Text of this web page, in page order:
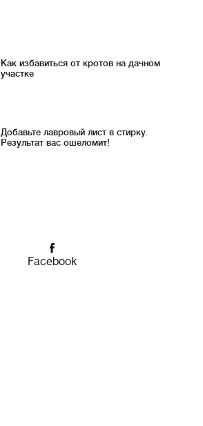
Как избавиться от кротов на дачном
участке
Добавьте лавровый лист в стирку.
Результат вас ошеломит!
Facebook